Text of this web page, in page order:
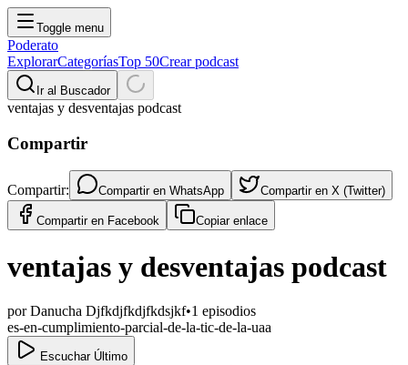
Toggle menu
Poderato
ExplorarCategoríasTop 50Crear podcast
Ir al Buscador
ventajas y desventajas podcast
Compartir
Compartir: Compartir en WhatsApp Compartir en X (Twitter)
Compartir en Facebook Copiar enlace
ventajas y desventajas podcast
porDanucha Djfkdjfkdjfkdsjkf•1 episodios
es-en-cumplimiento-parcial-de-la-tic-de-la-uaa
Escuchar Último